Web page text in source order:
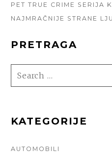
PET TRUE CRIME SERIJA
NAJMRAČNIJE STRANE
PRETRAGA
SEARCH
FOR:
KATEGORIJE
AUTOMOBILI